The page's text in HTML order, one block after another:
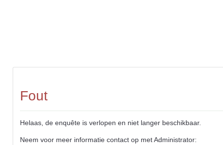
Fout
Helaas, de enquête is verlopen en niet langer beschikbaar.
Neem voor meer informatie contact op met Administrator: